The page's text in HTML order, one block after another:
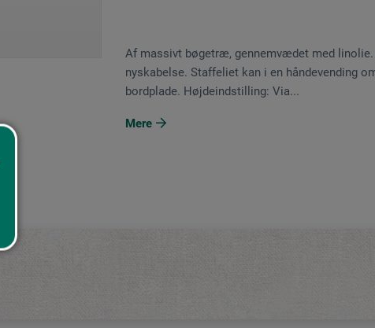
Af massivt bøgetræ, gennemvædet med
nyskabelse. Staffeliet kan i en håndevending
bordplade. Højdeindstilling: Via...
Mere